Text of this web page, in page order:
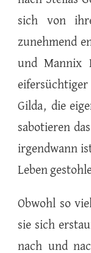
sich von
zunehmend
und Mannix
Gilda, die
sabotieren
irgendwann
Leben
Obwohl so
sie sich
nach und